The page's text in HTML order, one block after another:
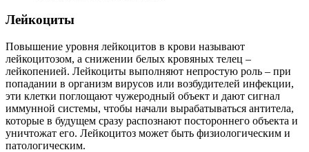
Лейкоциты
Повышение уровня лейкоцитов в крови называют
лейкоцитозом, а снижении белых кровяных телец –
лейкопенией. Лейкоциты выполняют непростую роль – при
попадании в организм вирусов или возбудителей инфекции,
эти клетки поглощают чужеродный объект и дают сигнал
иммунной системы, чтобы начали вырабатываться антитела,
которые в будущем сразу распознают постороннего объекта и
уничтожат его. Лейкоцитоз может быть физиологическим и
патологическим.